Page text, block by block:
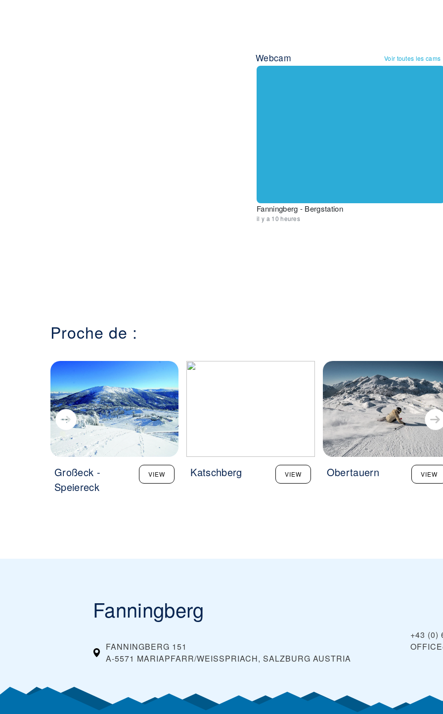
Webcam Voir toutes les cams
Fanningberg - Bergstation
il y a 10 heures
Proche de :
Großeck -
Speiereck
VIEW Katschberg VIEW Obertauern VIEW
Fanningberg
FANNINGBERG 151
A-5571 MARIAPFARR/WEISSPRIACH, SALZBURG
AUSTRIA
+43 (0)